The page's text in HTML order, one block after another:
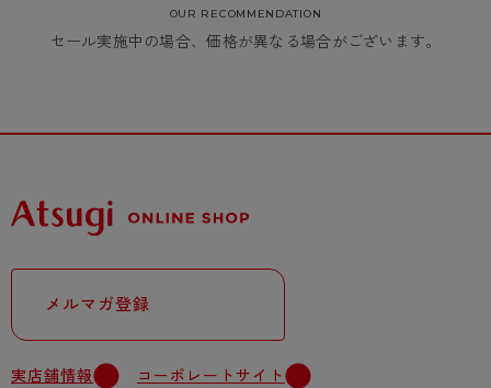
OUR RECOMMENDATION
セール実施中の場合、価格が異なる場合がございます。
メルマガ登録
実店舗情報 コーポレートサイト